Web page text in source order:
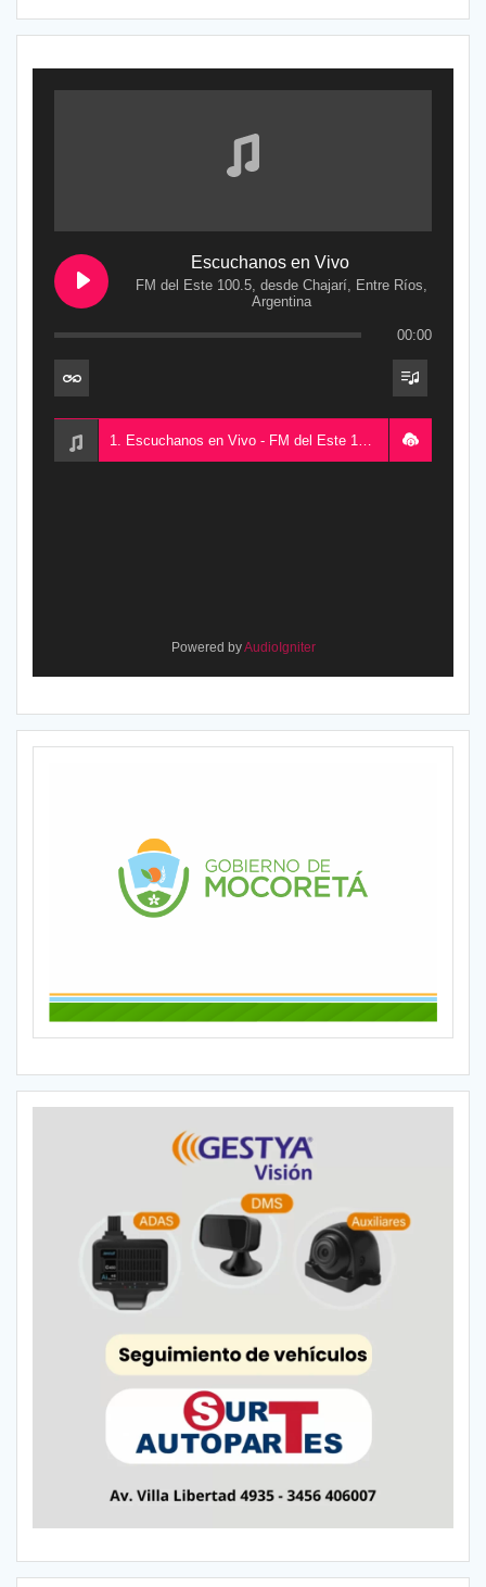
Escuchanos en Vivo
FM del Este 100.5, desde Chajarí, Entre Ríos,
Argentina
00:00
Powered byAudioIgniter